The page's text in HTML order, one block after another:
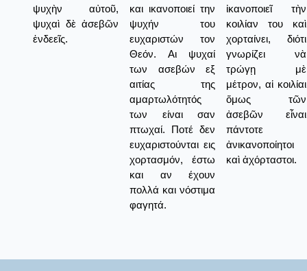
ψυχὴν αὐτοῦ,
ψυχαὶ δὲ ἀσεβῶν
ἐνδεεῖς.
και ικανοποιεί την
ψυχήν του
ευχαριστών τον
Θεόν. Αι ψυχαί
των ασεβών εξ
αιτίας της
αμαρτωλότητός
των είναι σαν
πτωχαί. Ποτέ δεν
ευχαριστούνται εις
χορτασμόν, έστω
και αν έχουν
πολλά και νόστιμα
φαγητά.
ἰκανοποιεῖ τὴν
κοιλίαν του καὶ
χορταίνει, διότι
γνωρίζει νὰ
τρώγῃ μὲ
μέτρον, αἱ κοιλίαι
ὅμως τῶν
ἀσεβῶν εἶναι
πάντοτε
ἀνικανοποίητοι
καὶ ἀχόρταστοι.